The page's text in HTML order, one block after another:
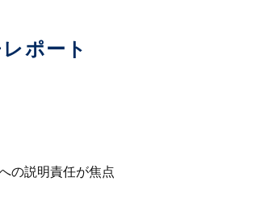
ポート
の説明責任が焦点